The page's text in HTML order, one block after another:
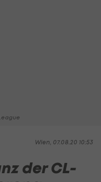
Wien, 07.08.20 10:53
der CL-